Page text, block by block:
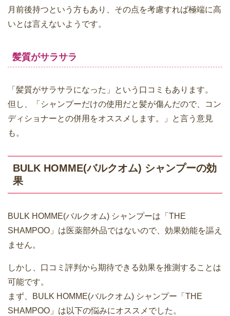
月前後持つという方もあり、その点を考慮すれば極端に高
いとは言えないようです。
髪質がサラサラ
「髪質がサラサラになった」という口コミもあります。
但し、「シャンプーだけの使用だと髪が傷んだので、コン
ディショナーとの併用をオススメします。」と言う意見
も。
BULK HOMME(バルクオム) シャンプーの効
果
BULK HOMME(バルクオム) シャンプーは「THE
SHAMPOO」は医薬部外品ではないので、効果効能を謳え
ません。
しかし、口コミ評判から期待できる効果を推測することは
可能です。
まず、BULK HOMME(バルクオム) シャンプー「THE
SHAMPOO」は以下の悩みにオススメでした。